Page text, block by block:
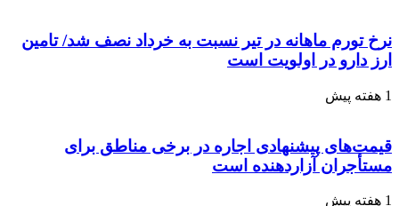
نرخ تورم ماهانه در تیر نسبت به خرداد نصف شد/ تامین
ارز دارو در اولویت است
1 هفته پیش
قیمت‌های پیشنهادی اجاره در برخی مناطق برای
مستأجران آزاردهنده است
1 هفته پیش